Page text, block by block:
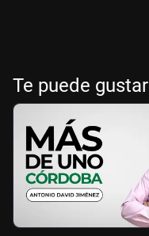
Te puede gustar